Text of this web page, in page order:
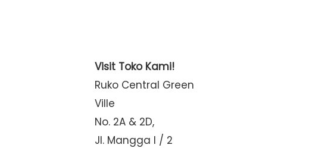
Visit Toko Kami!
Ruko Central Green
Ville
No. 2A & 2D,
Jl. Mangga I / 2